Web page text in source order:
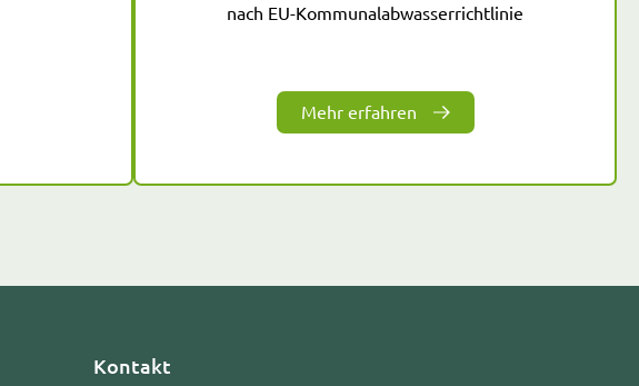
nach EU-Kommunalabwasserrichtlinie
Mehr erfahren
Kontakt